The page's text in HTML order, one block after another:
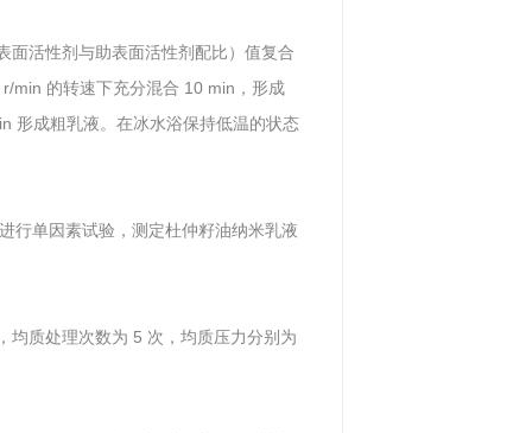
面活性剂与助表面活性剂配比）值复合
min 的转速下充分混合 10 min，形成
形成粗乳液。在冰水浴保持低温的状态
行单因素试验，测定杜仲籽油纳米乳液
均质处理次数为 5 次，均质压力分别为